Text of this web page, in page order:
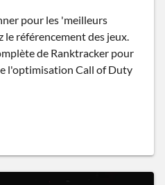
pour les 'meilleurs
le référencement des jeux.
de Ranktracker pour
l'optimisation Call of Duty